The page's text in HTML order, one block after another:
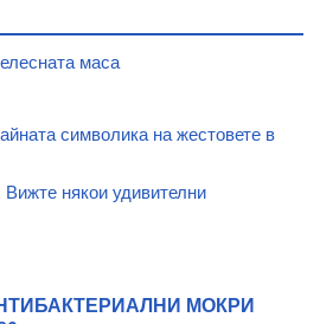
маса
символика на жестовете в
някои удивителни
МОКРИ